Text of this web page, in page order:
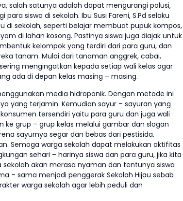
salah satunya adalah dapat mengurangi polusi,
siswa di sekolah. Ibu Susi Fareni, S.Pd selaku
di sekolah, seperti belajar membuat pupuk kompos,
di lahan kosong. Pastinya siswa juga diajak untuk
kelompok yang terdiri dari para guru, dan
tanam. Mulai dari tanaman anggrek, cabai,
mengingatkan kepada setiap wali kelas agar
ada di depan kelas masing – masing.
media hidroponik. Dengan metode ini
yang terjamin. Kemudian sayur – sayuran yang
tersendiri yaitu para guru dan juga wali
ke grup – grup kelas melalui gambar dan slogan
sayurnya segar dan bebas dari pestisida.
Semoga warga sekolah dapat melakukan aktifitas
sehari – harinya siswa dan para guru, jika kita
akan merasa nyaman dan tentunya siswa
– sama menjadi penggerak Sekolah Hijau sebab
warga sekolah agar lebih peduli dan